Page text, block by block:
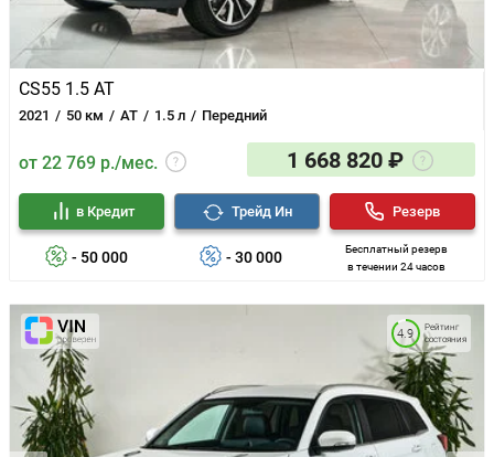
CS55 1.5 AT
2021 50 км AT 1.5 л Передний
от 22 769 р./мес. 1 668 820 ₽
- 50 000
в Кредит
- 30 000
Трейд Ин
Бесплатный резерв
в течении 24 часов
Резерв
Рейтинг
состояния
4.9